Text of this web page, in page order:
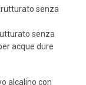
senza
senza
acque dure
alcalino con